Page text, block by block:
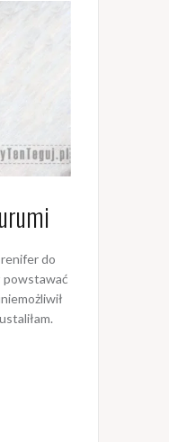
do
powstawać